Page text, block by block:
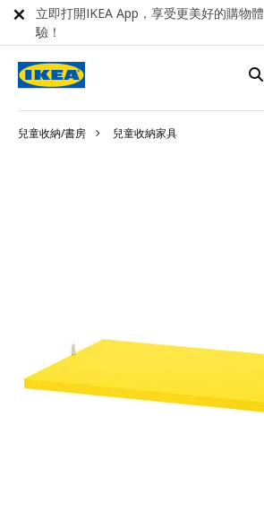
兒童收納/書房 兒童收納家具
立即打開IKEA App，享受更美好的購物體
驗！